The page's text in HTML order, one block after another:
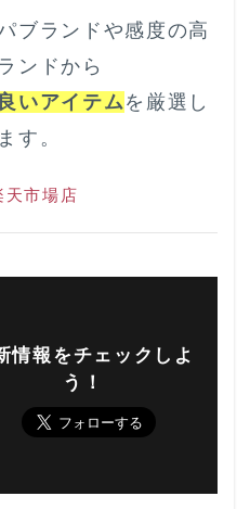
ブランドや感度の高
ンドから
いアイテム を厳選し
す。
市場店
情報をチェックしよ
う！